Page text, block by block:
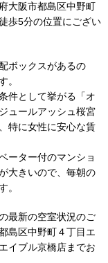
大阪市都島区中野町
歩5分の位置にござい
ボックスがあるの
。
件として挙がる「オ
ュールアッシュ桜宮
特に女性に安心な賃
ーター付のマンショ
大きいので、毎朝の
。
最新の空室状況のご
島区中野町４丁目エ
イブル京橋店までお